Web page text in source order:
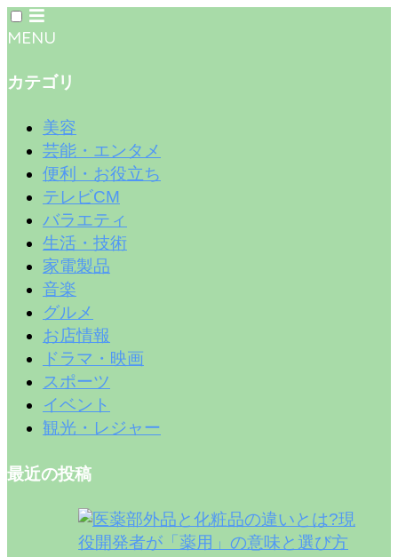
MENU
カテゴリ
美容
芸能・エンタメ
便利・お役立ち
テレビCM
バラエティ
生活・技術
家電製品
音楽
グルメ
お店情報
ドラマ・映画
スポーツ
イベント
観光・レジャー
最近の投稿